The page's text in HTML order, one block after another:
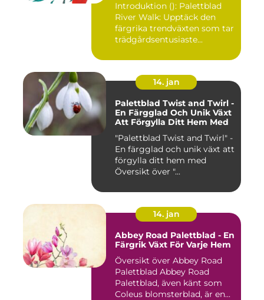
Introduktion (): Palettblad
River Walk: Upptäck den
färgrika trendväxten som tar
trädgårdsentusiaste...
14. jan
Palettblad Twist and Twirl -
En Färgglad Och Unik Växt
Att Förgylla Ditt Hem Med
"Palettblad Twist and Twirl" -
En färgglad och unik växt att
förgylla ditt hem med
Översikt över "...
14. jan
Abbey Road Palettblad - En
Färgrik Växt För Varje Hem
Översikt över Abbey Road
Palettblad Abbey Road
Palettblad, även känt som
Coleus blomsterblad, är en...